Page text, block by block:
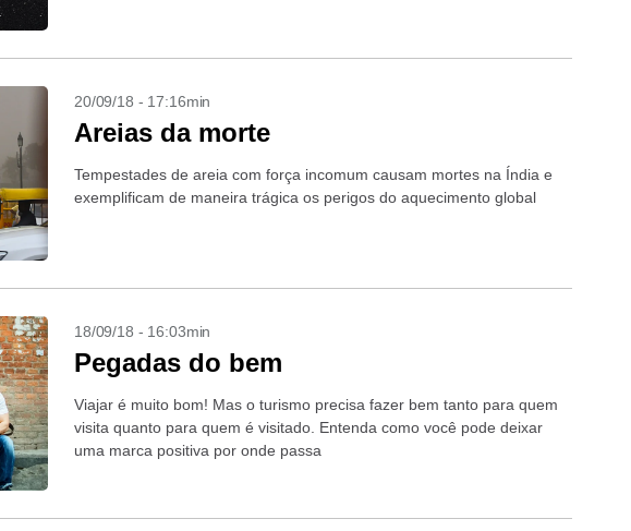
20/09/18 - 17:16min
Areias da morte
Tempestades de areia com força incomum causam mortes na Índia e
exemplificam de maneira trágica os perigos do aquecimento global
18/09/18 - 16:03min
Pegadas do bem
Viajar é muito bom! Mas o turismo precisa fazer bem tanto para quem
visita quanto para quem é visitado. Entenda como você pode deixar
uma marca positiva por onde passa